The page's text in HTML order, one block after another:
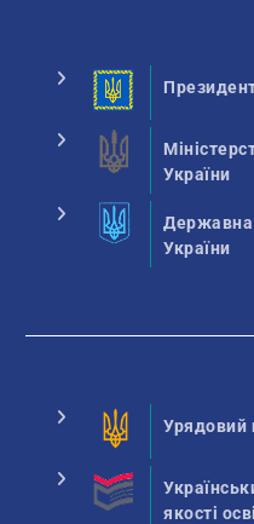
України
Державна
України
Урядовий
якості